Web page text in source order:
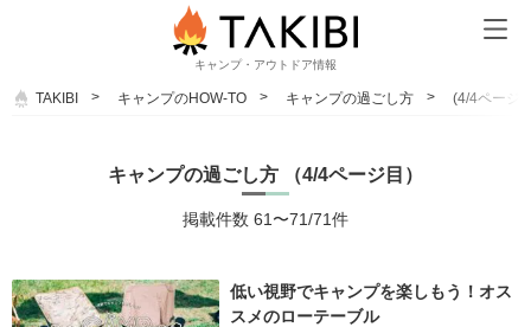
キャンプ・アウトドア情報
TAKIBI キャンプのHOW-TO キャンプの過ごし方 (4/4ページ
キャンプの過ごし方 （4/4ページ目）
掲載件数 61〜71/71件
低い視野でキャンプを楽しもう！オス
スメのローテーブル